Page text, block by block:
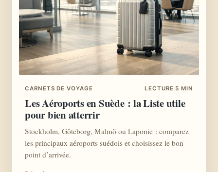
CARNETS DE VOYAGE LECTURE 5 MIN
Les Aéroports en Suède : la Liste utile
pour bien atterrir
Stockholm, Göteborg, Malmö ou Laponie : comparez
les principaux aéroports suédois et choisissez le bon
point d’arrivée.